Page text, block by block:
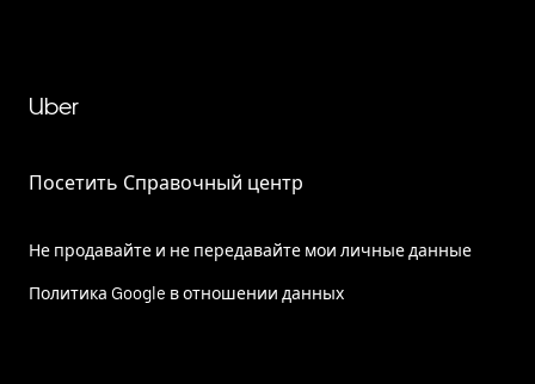
Uber
Посетить Справочный центр
Не продавайте и не передавайте мои личные данные
Политика Google в отношении данных